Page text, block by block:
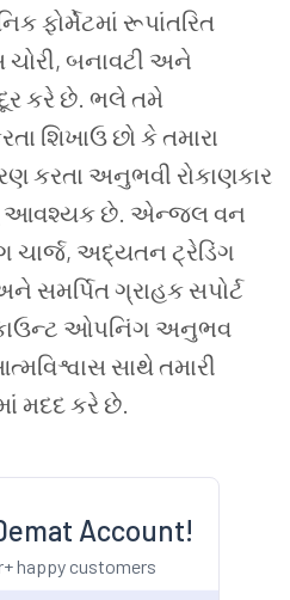
ફોર્મેટમાં રૂપાંતરિત
બનાવટી અને
કરે છે. ભલે તમે
શિખાઉ છો કે તમારા
કરતા અનુભવી રોકાણકાર
આવશ્યક છે. એન્જલ વન
અદ્યતન ટ્રેડિંગ
સમર્પિત ગ્રાહક સપોર્ટ
ઓપનિંગ અનુભવ
સાથે તમારી
મદદ કરે છે.
Account!
happy customers